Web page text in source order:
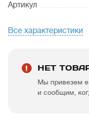
Артикул
Все характеристики
НЕТ
Мы привезем
и сообщим,